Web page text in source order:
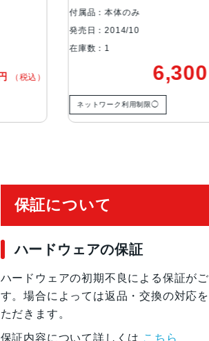
6,300
保証について
ハードウェアの保証
ハードウェアの初期不良による保証がご
す。場合によっては返品・交換の対応
ただきます。
保証内容について詳しくは こちら